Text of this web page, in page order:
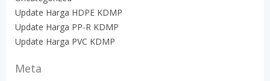
Update Harga HDPE KDMP
Update Harga PP-R KDMP
Update Harga PVC KDMP
Meta